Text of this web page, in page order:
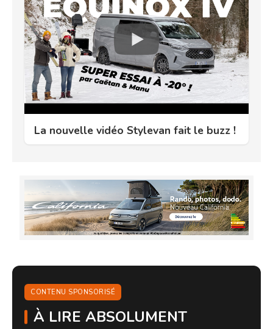
La nouvelle vidéo Stylevan fait le buzz !
CONTENU SPONSORISÉ
À LIRE ABSOLUMENT